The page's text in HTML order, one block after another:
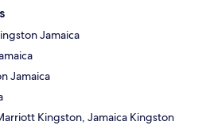
Jamaica
Jamaica
Kingston, Jamaica Kingston